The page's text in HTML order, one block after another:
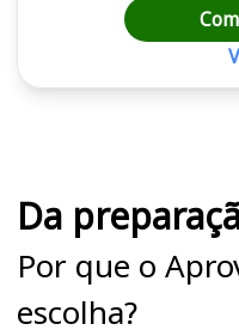
Da
Por que o
escolha?